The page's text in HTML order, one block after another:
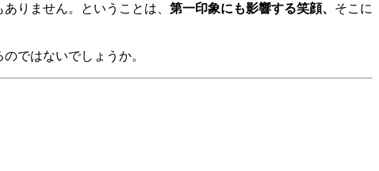
りません。ということは、 第一印象にも影響する笑顔、 そこに
ではないでしょうか。